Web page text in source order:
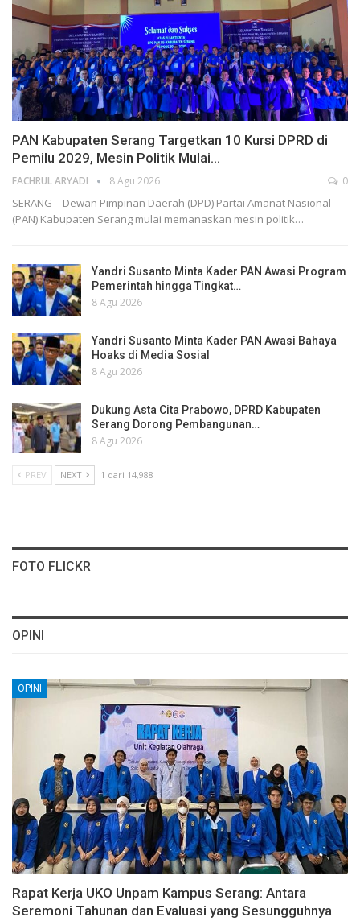
PAN Kabupaten Serang Targetkan 10 Kursi DPRD di
Pemilu 2029, Mesin Politik Mulai…
FACHRUL ARYADI 8 Agu 2026 0
SERANG – Dewan Pimpinan Daerah (DPD) Partai Amanat Nasional
(PAN) Kabupaten Serang mulai memanaskan mesin politik…
Yandri Susanto Minta Kader PAN Awasi Program
Pemerintah hingga Tingkat…
8 Agu 2026
Yandri Susanto Minta Kader PAN Awasi Bahaya
Hoaks di Media Sosial
8 Agu 2026
Dukung Asta Cita Prabowo, DPRD Kabupaten
Serang Dorong Pembangunan…
8 Agu 2026
PREV NEXT 1 dari 14,988
FOTO FLICKR
OPINI
OPINI
Rapat Kerja UKO Unpam Kampus Serang: Antara
Seremoni Tahunan dan Evaluasi yang Sesungguhnya